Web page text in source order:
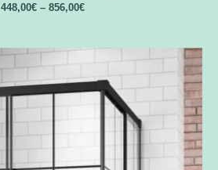
448,00€– 856,00€